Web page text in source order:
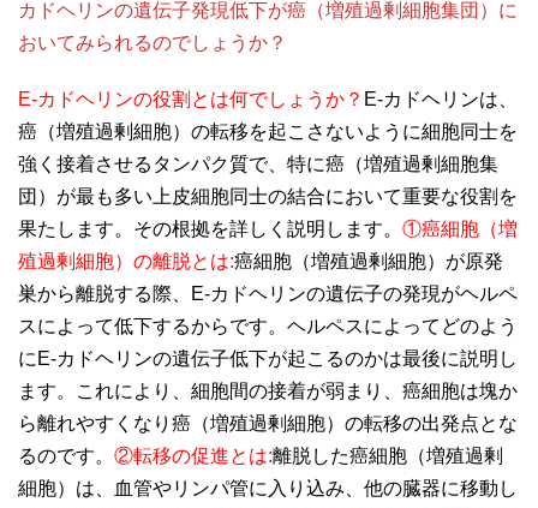
カドヘリンの遺伝子発現低下が癌（増殖過剰細胞集団）に
おいてみられるのでしょうか？
E-カドヘリンの役割とは何でしょうか？ E-カドヘリンは、
癌（増殖過剰細胞）の転移を起こさないように細胞同士を
強く接着させるタンパク質で、特に癌（増殖過剰細胞集
団）が最も多い上皮細胞同士の結合において重要な役割を
果たします。その根拠を 詳しく説明します。 ①癌細胞（増
殖過剰細胞）の離脱とは:癌細胞（増殖過剰細胞）が原発
巣から離脱する際、E-カドヘリンの遺伝子の発現がヘルペ
スによって低下するからです。ヘルペスによってどのよう
にE-カドヘリンの遺伝子低下が起こるのかは最後に説明し
ます。これにより、細胞間の接着が弱まり、癌細胞は塊か
ら離れやすくなり癌（増殖過剰細胞）の転移の出発点とな
るのです。 ② 転移の促進とは:離脱した癌細胞（増殖過剰
細胞）は、血管やリンパ管に入り込み、他の臓器に移動し